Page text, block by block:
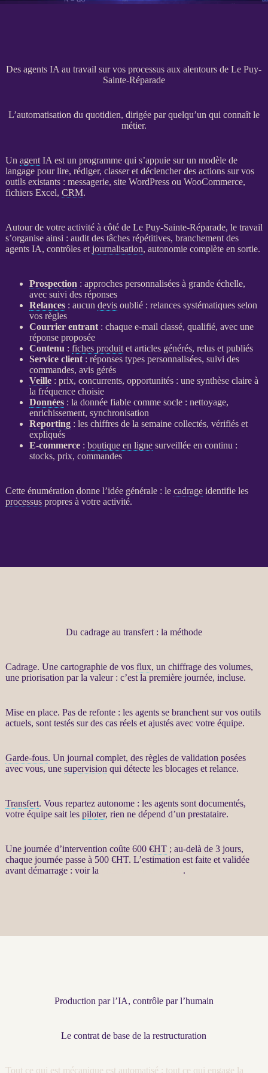
Des agents IA au travail sur vos processus aux alentours de Le Puy-
Sainte-Réparade
L’automatisation du quotidien, dirigée par quelqu’un qui connaît le
métier.
Un agent IA est un programme qui s’appuie sur un modèle de
langage pour lire, rédiger, classer et déclencher des actions sur vos
outils existants : messagerie, site WordPressou WooCommerce,
fichiers Excel, CRM.
Autour de votre activité à côté de Le Puy-Sainte-Réparade, le travail
s’organise ainsi : audit des tâches répétitives, branchement des
agents IA, contrôles et journalisation, autonomie complète en sortie.
Prospection : approches personnalisées à grande échelle,
avec suivi des réponses
Relances: aucun devisoublié : relancessystématiques selon
vos règles
Courrier entrant: chaque e-mail classé, qualifié, avec une
réponse proposée
Contenu : fiches produitet articles générés, relus et publiés
Service client: réponses types personnalisées, suivi des
commandes, avis gérés
Veille: prix, concurrents, opportunités : une synthèse claire à
la fréquence choisie
Données: la donnéefiable comme socle : nettoyage,
enrichissement, synchronisation
Reporting: les chiffres de la semaine collectés, vérifiés et
expliqués
E-commerce: boutique en lignesurveillée en continu :
stocks, prix, commandes
Cette énumération donne l’idée générale : le cadrageidentifie les
processuspropres à votre activité.
Du cadrage au transfert : la méthode
Cadrage. Une cartographie de vos flux, un chiffrage des volumes,
une priorisation par la valeur : c’est la première journée, incluse.
Mise en place. Pas de refonte : les agentsse branchent sur vos outils
actuels, sont testés sur des cas réels et ajustés avec votre équipe.
Garde-fous. Un journal complet, des règles de validation posées
avec vous, une supervision qui détecte les blocages et relance.
Transfert. Vous repartez autonome : les agentssont documentés,
votre équipe sait les piloter, rien ne dépend d’un prestataire.
Une journée d’intervention coûte 600 €HT; au-delà de 3 jours,
chaque journée passe à 500 €HT. L’estimation est faite et validée
avant démarrage : voir la
.
Production par l’IA, contrôle par l’humain
Le contrat de base de la restructuration
Tout ce qui est mécanique est automatisé ; tout ce qui engage la